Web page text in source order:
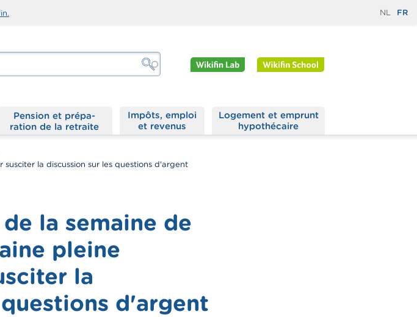
NL FR
Impôts, emploi
et revenus
Logement et emprunt
hypothécaire
la discussion sur les questions d'argent
la semaine de
pleine
la
d'argent